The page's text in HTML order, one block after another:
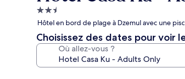
Hébergement
2.5 étoiles
Hôtel en bord de plage à Dzemul avec une
Choisissez des dates pour voir
Où allez-vous ?